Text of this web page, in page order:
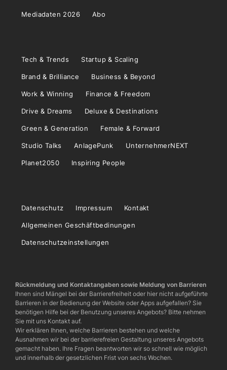
Mediadaten 2026 Abo
Tech & Trends Startup & Scaling
Brand & Brilliance Business & Beyond
Work & Winning Finance & Freedom
Drive & Dreams Deluxe & Destinations
Green & Generation Female & Forward
Studio Talks AnlagePunk UnternehmerNEXT
Planet2050 Inspiring People
Datenschutz Impressum Kontakt
Allgemeinen Geschäftbedinungen
Datenschutzeinstellungen
Rückmeldung und Kontaktangaben sowie Meldung von Barrieren
Ihnen sind Mängel bei der Barrierefreiheit oder hier nicht aufgeführte
Barrieren in der Bedienung der Website oder Apps aufgefallen? Sie
benötigen Hilfe bei der Benutzung unseres Angebots? Bitte nehmen
Sie mit uns Kontakt auf.
Wir erklären Ihnen, welche Barrieren bestehen und welche
Ausnahmen wir bei der barrierefreien Gestaltung unseres Angebots
gemacht haben. Ihre Fragen beantworten wir so schnell wie möglich
und innerhalb der gesetzlichen Frist von sechs Wochen.